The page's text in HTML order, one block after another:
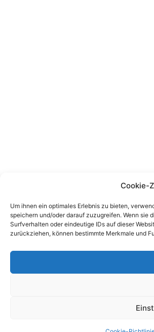
Cookie-
Um ihnen ein optimales Erlebnis zu bieten,
speichern und/oder darauf zuzugreifen. Wenn sie
Surfverhalten oder eindeutige IDs auf dieser
zurückziehen, können bestimmte Merkmale und